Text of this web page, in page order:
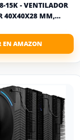
15K - VENTILADOR
40X40X28 MM,...